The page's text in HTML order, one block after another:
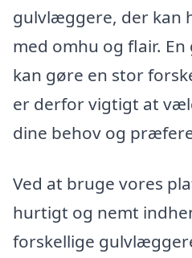
gulvlæggere, der kan
med omhu og flair.
kan gøre en stor
er derfor vigtigt at
dine behov og
Ved at bruge vores
hurtigt og nemt
forskellige